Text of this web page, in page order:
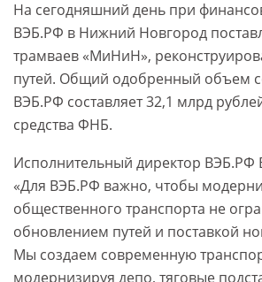
На сегодняшний день при
ВЭБ.РФ в Нижний Новгород
трамваев «МиНиН»,
путей. Общий одобренный объем
ВЭБ.РФ составляет 32,1 млрд
средства ФНБ.
Исполнительный директор ВЭБ.РФ
«Для ВЭБ.РФ важно, чтобы
общественного транспорта не
обновлением путей и поставкой
Мы создаем современную
модернизируя депо, тяговые